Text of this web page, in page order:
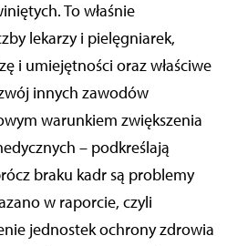
To właśnie
lekarzy i pielęgniarek,
i umiejętności oraz właściwe
innych zawodów
warunkiem zwiększenia
– podkreślają
braku kadr są problemy
w raporcie, czyli
jednostek ochrony zdrowia